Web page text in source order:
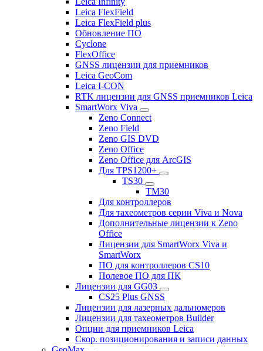
Leica FlexField
Leica FlexField plus
Обновление ПО
Cyclone
FlexOffice
GNSS лицензии для приемников
Leica GeoCom
Leica I-CON
RTK лицензии для GNSS приемников Leica
SmartWorx Viva
Zeno Connect
Zeno Field
Zeno GIS DVD
Zeno Office
Zeno Office для ArcGIS
Для TPS1200+
TS30
TM30
Для контроллеров
Для тахеометров серии Viva и Nova
Дополнительные лицензии к Zeno
Office
Лицензии для SmartWorx Viva и
SmartWorx
ПО для контроллеров CS10
Полевое ПО для ПК
Лицензии для GG03
CS25 Plus GNSS
Лицензии для лазерных дальномеров
Лицензии для тахеометров Builder
Опции для приемников Leica
Скор. позиционирования и записи данных